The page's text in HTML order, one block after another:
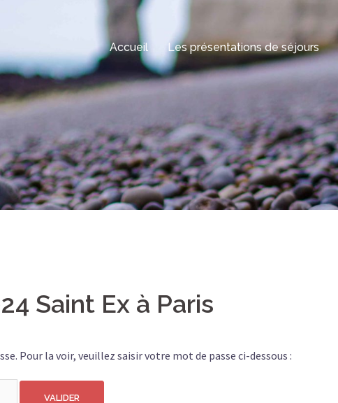
Accueil Les présentations de séjours
Saint Ex à Paris
Pour la voir, veuillez saisir votre mot de passe ci-dessous :